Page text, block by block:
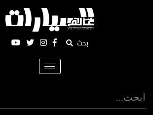
بحث
Toggle
navigation